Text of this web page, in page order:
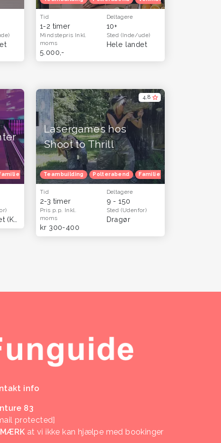
Tid
1-2 timer
Deltagere
10+
Mindstepris Inkl.
moms
5.000,-
Sted (Inde/ude)
Hele landet
Børnefødselsdag Julefrokost Herretur
4,8
Lasergames hos
Shoot to Thrill
Teambuilding Polterabend Familietur
Tid
2-3 timer
Deltagere
9 - 150
Pris p.p. Inkl.
moms
kr 300-400
Sted (Udenfor)
Dragør
info
83
protected]
at vi ikke kan hjælpe med bookinger